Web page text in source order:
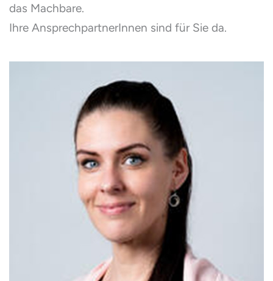
das Machbare.
Ihre AnsprechpartnerInnen sind für Sie da.